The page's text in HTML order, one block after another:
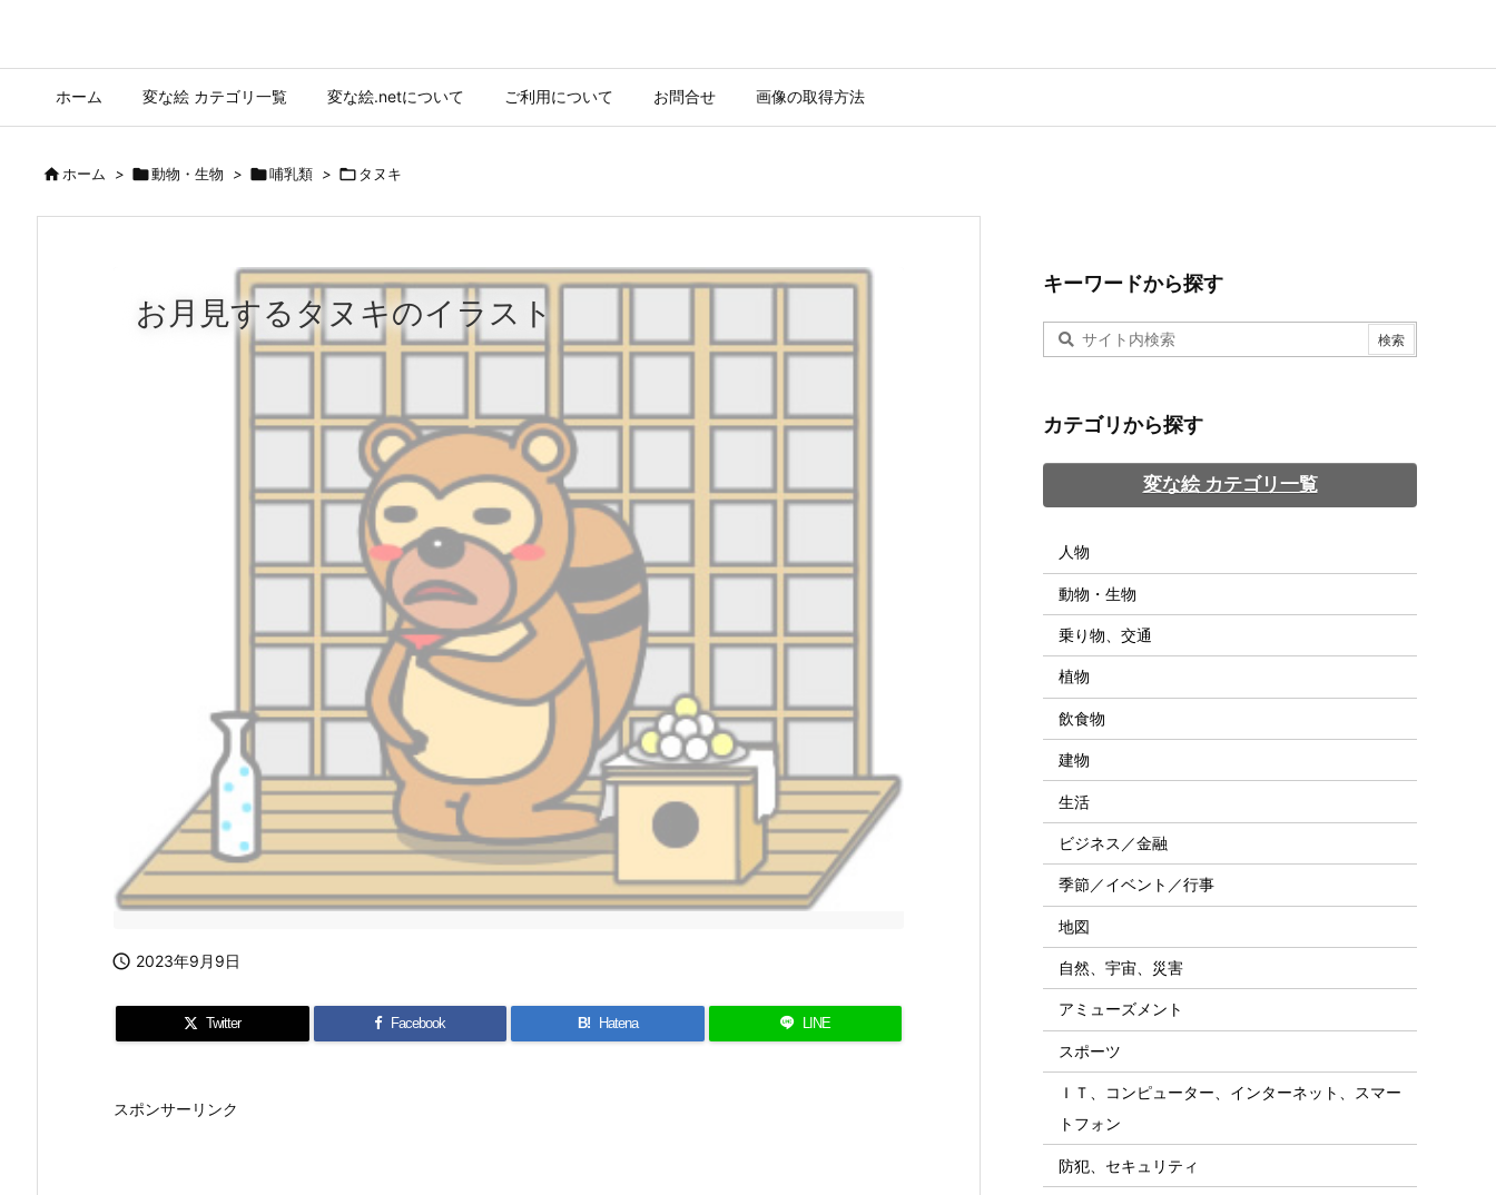
ホーム 変な絵 カテゴリ一覧 変な絵.netについて ご利用について お問合せ 画像の取得方法
ホーム > 動物・生物 > 哺乳類 > タヌキ
お月見するタヌキのイラスト
 2023年9月9日
Twitter Facebook B! Hatena LINE
スポンサーリンク
キーワードから探す
カテゴリから探す
変な絵 カテゴリ一覧
人物
動物・生物
乗り物、交通
植物
飲食物
建物
生活
ビジネス／金融
季節／イベント／行事
地図
自然、宇宙、災害
アミューズメント
スポーツ
ＩＴ、コンピューター、インターネット、スマー
トフォン
防犯、セキュリティ